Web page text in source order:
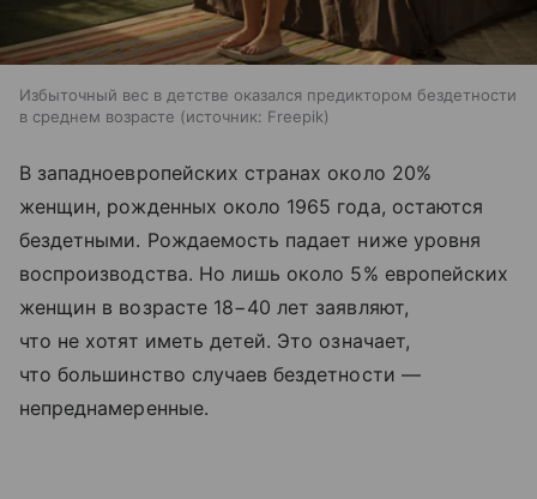
Избыточный вес в детстве оказался предиктором бездетности
в среднем возрасте
источник: Freepik
В западноевропейских странах около 20%
женщин, рожденных около 1965 года, остаются
бездетными. Рождаемость падает ниже уровня
воспроизводства. Но лишь около 5% европейских
женщин в возрасте 18−40 лет заявляют,
что не хотят иметь детей. Это означает,
что большинство случаев бездетности —
непреднамеренные.